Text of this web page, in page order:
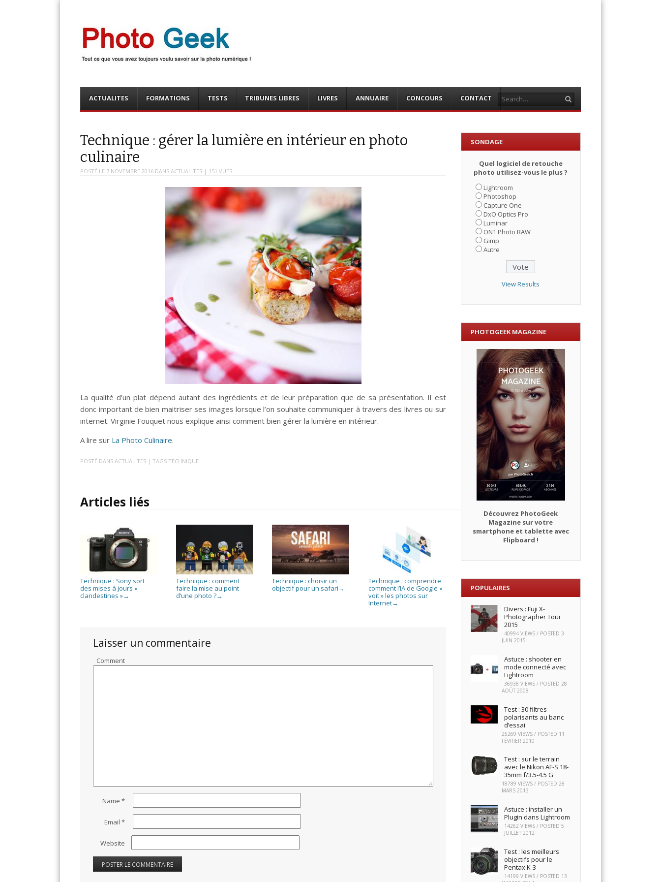
Photo Geek
Menu
content
ACTUALITES FORMATIONS TESTS TRIBUNES LIBRES LIVRES ANNUAIRE CONCOURS CONTACT
Technique : gérer la lumière en intérieur en photo
culinaire
POSTÉ LE 7 NOVEMBRE 2016 DANSACTUALITES | 151 VUES
La qualité d’un plat dépend autant des ingrédients et de leur préparation que de sa présentation. Il est
donc important de bien maitriser ses images lorsque l’on souhaite communiquer à travers des livres ou sur
internet. Virginie Fouquet nous explique ainsi comment bien gérer la lumière en intérieur.
A lire sur La Photo Culinaire.
POSTÉ DANSACTUALITES | TAGS TECHNIQUE
Articles liés
Technique : Sony sort
des mises à jours «
clandestines »→
Technique : comment
faire la mise au point
d’une photo ?→
Technique : choisir un
objectif pour un safari →
Technique : comprendre
comment l’IA de Google «
voit » les photos sur
Internet→
Laisser un commentaire
Comment
Name*
Email*
Website
SONDAGE
Quel logiciel de retouche
photo utilisez-vous le plus ?
Lightroom
Photoshop
Capture One
DxO Optics Pro
Luminar
ON1 Photo RAW
Gimp
Autre
View Results
PHOTOGEEK MAGAZINE
Découvrez PhotoGeek
Magazine sur votre
smartphone et tablette avec
Flipboard !
POPULAIRES
Divers : Fuji X-
Photographer Tour
2015
40994 VIEWS / POSTED3
JUIN 2015
Astuce : shooter en
mode connecté avec
Lightroom
36938 VIEWS / POSTED28
AOÛT 2008
Test : 30 filtres
polarisants au banc
d’essai
25269 VIEWS / POSTED 11
FÉVRIER 2010
Test : sur le terrain
avec le Nikon AF-S 18-
35mm f/3.5-4.5 G
18789 VIEWS / POSTED28
MARS 2013
Astuce : installer un
Plugin dans Lightroom
14262 VIEWS / POSTED5
JUILLET 2012
Test : les meilleurs
objectifs pour le
Pentax K-3
14199 VIEWS / POSTED 13